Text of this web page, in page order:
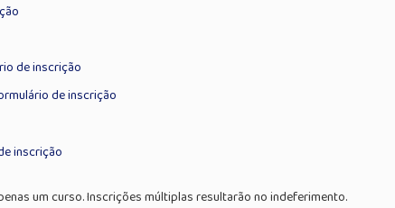
de inscrição
de inscrição
inscrição
um curso. Inscrições múltiplas resultarão no indeferimento.